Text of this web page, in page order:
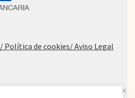
/ Política de cookies/ Aviso Legal